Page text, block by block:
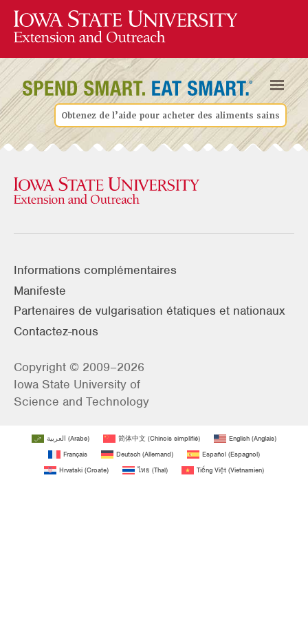
Obtenez de l’aide pour acheter des aliments sains
Informations complémentaires
Manifeste
Partenaires de vulgarisation étatiques et nationaux
Contactez-nous
Copyright © 2009–2026
Iowa State University of
Science and Technology
العربية (Arabe) 简体中文 (Chinois simplifié) English (Anglais)
Français
Deutsch (Allemand) Español (Espagnol)
Hrvatski (Croate) ไทย (Thaï) Tiếng Việt (Vietnamien)